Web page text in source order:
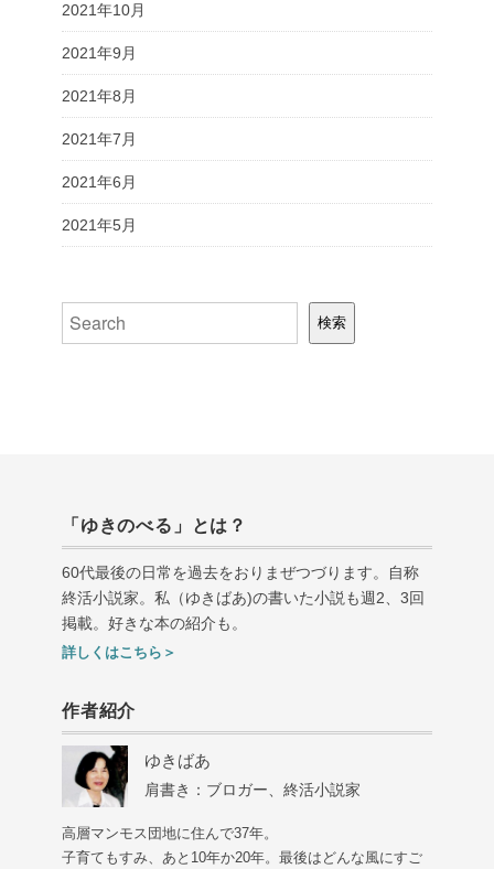
2021年10月
2021年9月
2021年8月
2021年7月
2021年6月
2021年5月
検索 検索
「ゆきのべる」とは？
60代最後の日常を過去をおりまぜつづります。自称
終活小説家。私（ゆきばあ)の書いた小説も週 2 3回
掲載。好きな本の紹介も。
詳しくはこちら＞
作者紹介
ゆきばあ
肩書き：ブロガー、終活小説家
高層マンモス団地に住んで37年。
子育てもすみ、あと10年か20年。最後はどんな風にすご